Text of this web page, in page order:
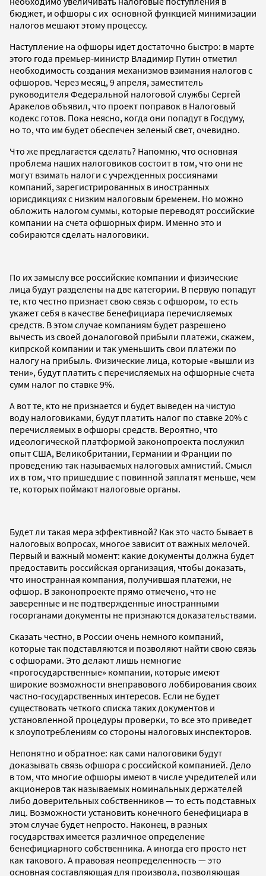
бюджет, и офшоры с их основной функцией минимизации
налогов мешают этому процессу.
Наступление на офшоры идет достаточно быстро: в марте
этого года премьер-министр Владимир Путин отметил
необходимость создания механизмов взимания налогов с
офшоров. Через месяц, 9 апреля, заместитель
руководителя Федеральной налоговой службы Сергей
Аракелов объявил, что проект поправок в Налоговый
кодекс готов. Пока неясно, когда они попадут в Госдуму,
но то, что им будет обеспечен зеленый свет, очевидно.
Что же предлагается сделать? Напомню, что основная
проблема наших налоговиков состоит в том, что они не
могут взимать налоги с учрежденных россиянами
компаний, зарегистрированных в иностранных
юрисдикциях с низким налоговым бременем. Но можно
обложить налогом суммы, которые переводят российские
компании на счета офшорных фирм. Именно это и
собираются сделать налоговики.
По их замыслу все российские компании и физические
лица будут разделены на две категории. В первую попадут
те, кто честно признает свою связь с офшором, то есть
укажет себя в качестве бенефициара перечисляемых
средств. В этом случае компаниям будет разрешено
вычесть из своей доналоговой прибыли платежи, скажем,
кипрской компании и так уменьшить свои платежи по
налогу на прибыль. Физические лица, которые «вышли из
тени», будут платить с перечисляемых на офшорные счета
сумм налог по ставке 9%.
А вот те, кто не признается и будет выведен на чистую
воду налоговиками, будут платить налог по ставке 20% с
перечисляемых в офшоры средств. Вероятно, что
идеологической платформой законопроекта послужил
опыт США, Великобритании, Германии и Франции по
проведению так называемых налоговых амнистий. Смысл
их в том, что пришедшие с повинной заплатят меньше, чем
те, которых поймают налоговые органы.
Будет ли такая мера эффективной? Как это часто бывает в
налоговых вопросах, многое зависит от важных мелочей.
Первый и важный момент: какие документы должна будет
предоставить российская организация, чтобы доказать,
что иностранная компания, получившая платежи, не
офшор. В законопроекте прямо отмечено, что не
заверенные и не подтвержденные иностранными
госорганами документы не признаются доказательствами.
Сказать честно, в России очень немного компаний,
которые так подставляются и позволяют найти свою связь
с офшорами. Это делают лишь немногие
«прогосударственные» компании, которые имеют
широкие возможности внеправового лоббирования своих
частно-государственных интересов. Если не будет
существовать четкого списка таких документов и
установленной процедуры проверки, то все это приведет
к злоупотреблениям со стороны налоговых инспекторов.
Непонятно и обратное: как сами налоговики будут
доказывать связь офшора с российской компанией. Дело
в том, что многие офшоры имеют в числе учредителей или
акционеров так называемых номинальных держателей
либо доверительных собственников — то есть подставных
лиц. Возможности установить конечного бенефициара в
этом случае будет непросто. Наконец, в разных
государствах имеется различное определение
бенефициарного собственника. А иногда его просто нет
как такового. А правовая неопределенность — это
основная составляющая для произвола, позволяющая